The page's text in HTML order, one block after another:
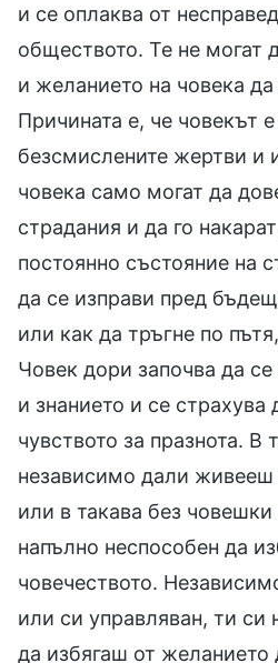
и се оплаква от
обществото. Те не могат
и желанието на човека да
Причината е, че човекът
безсмислените жертви и
човека само могат да
страдания и да го
постоянно състояние на
да се изправи пред
или как да тръгне по
Човек дори започва да се
и знанието и се
чувството за празнота. В
независимо дали живееш
или в такава без човешки
напълно неспособен да
човечеството.
или си управляван, ти си
да избягаш от желанието